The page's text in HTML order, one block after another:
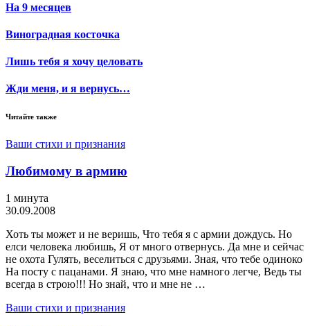
На 9 месяцев
Виноградная косточка
Лишь тебя я хочу целовать
Жди меня, и я вернусь…
Читайте также
Ваши стихи и признания
Любимому в армию
1 минута
30.09.2008
Хоть ты может и не веришь, Что тебя я с армии дождусь. Но
елси человека любишь, Я от много отвернусь. Да мне и сейчас
не охота Гулять, веселиться с друзьями. Зная, что тебе одиноко
На посту с пацанами. Я знаю, что мне намного легче, Ведь ты
всегда в строю!!! Но знай, что и мне не …
Ваши стихи и признания